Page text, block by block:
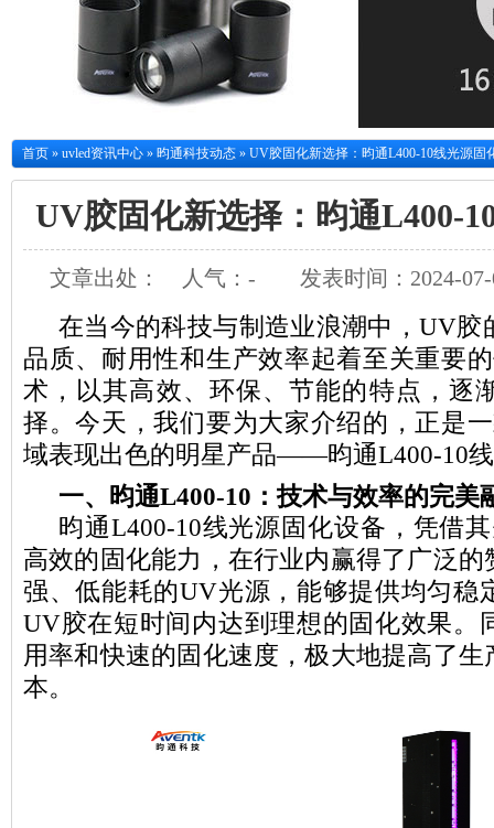
首页 » uvled资讯中心 » 昀通科技动态 » UV胶固化新选择：昀通L400-10线光源固
UV胶固化新选择：昀通L400-
文章出处： 人气： - 发表时间：2024-
在当今的科技与制造业浪潮中，UV胶
品质、耐用性和生产效率起着至关重要
术，以其高效、环保、节能的特点，逐
择。今天，我们要为大家介绍的，正是
域表现出色的明星产品——昀通L400-10
一、昀通L400-10：技术与效率的完美
昀通L400-10线光源固化设备，凭借
高效的固化能力，在行业内赢得了广泛
强、低能耗的UV光源，能够提供均匀稳
UV胶在短时间内达到理想的固化效果。
用率和快速的固化速度，极大地提高了
本。